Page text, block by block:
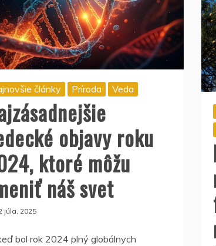
články Príroda Veda
objavy roku
ktoré môžu
náš svet
júla, 2025
bol rok 2024 plný globálnych